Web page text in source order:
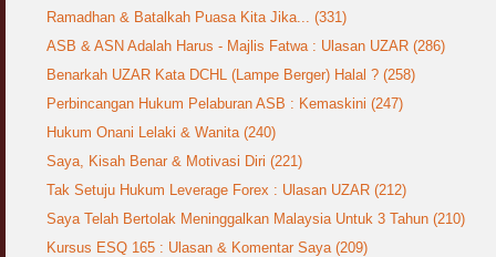
Ramadhan & Batalkah Puasa Kita Jika... (331)
ASB & ASN Adalah Harus - Majlis Fatwa : Ulasan UZAR (286)
Benarkah UZAR Kata DCHL (Lampe Berger) Halal ? (258)
Perbincangan Hukum Pelaburan ASB : Kemaskini (247)
Hukum Onani Lelaki & Wanita (240)
Saya, Kisah Benar & Motivasi Diri (221)
Tak Setuju Hukum Leverage Forex : Ulasan UZAR (212)
Saya Telah Bertolak Meninggalkan Malaysia Untuk 3 Tahun (210)
Kursus ESQ 165 : Ulasan & Komentar Saya (209)